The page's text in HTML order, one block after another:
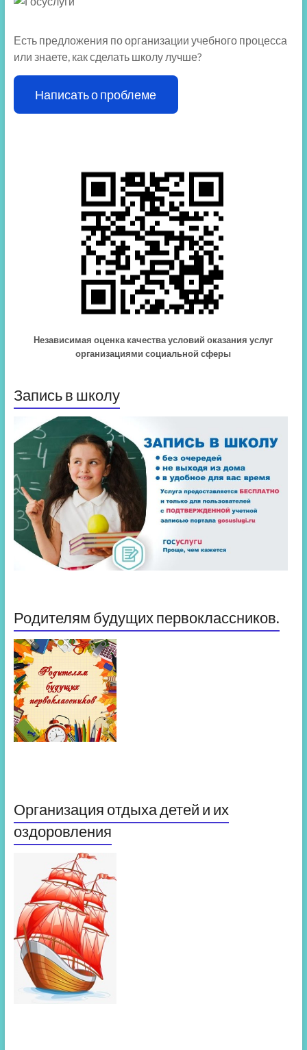
Есть предложения по организации учебного процесса
или знаете, как сделать школу лучше?
Написать о проблеме
Независимая оценка качества условий оказания услуг
организациями социальной сферы
Запись в школу
Родителям будущих первоклассников.
Организация отдыха детей и их
оздоровления